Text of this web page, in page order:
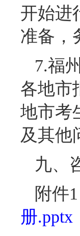
开始进
准备，
7.福
各地市
地市考
及其他
九、
附件1
册.pptx